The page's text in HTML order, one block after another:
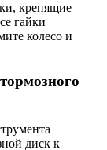
крепящие
гайки
колесо и
диск к